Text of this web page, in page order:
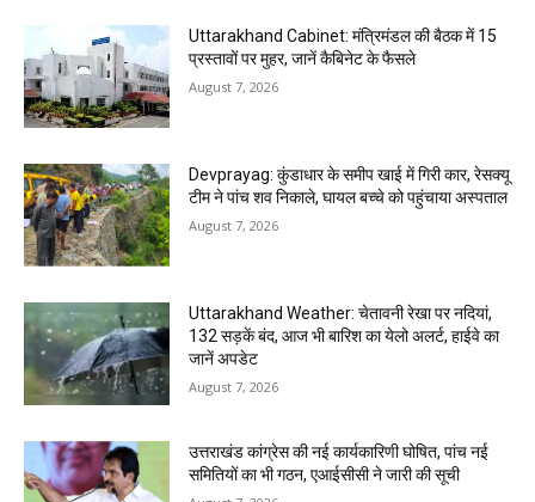
Uttarakhand Cabinet: मंत्रिमंडल की बैठक में 15
प्रस्तावों पर मुहर, जानें कैबिनेट के फैसले
August 7, 2026
Devprayag: कुंडाधार के समीप खाई में गिरी कार, रेसक्यू
टीम ने पांच शव निकाले, घायल बच्चे को पहुंचाया अस्पताल
August 7, 2026
Uttarakhand Weather: चेतावनी रेखा पर नदियां,
132 सड़कें बंद, आज भी बारिश का येलो अलर्ट, हाईवे का
जानें अपडेट
August 7, 2026
उत्तराखंड कांग्रेस की नई कार्यकारिणी घोषित, पांच नई
समितियों का भी गठन, एआईसीसी ने जारी की सूची